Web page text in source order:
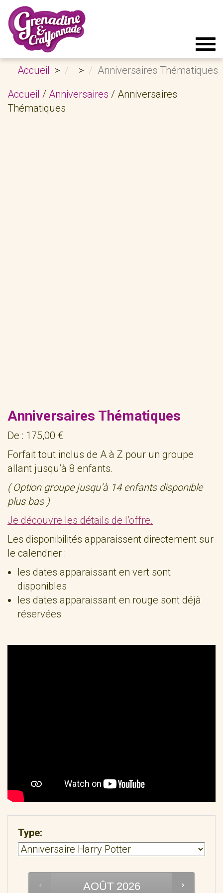
Accueil
Anniversaires Thématiques
Accueil / Anniversaires / Anniversaires
Thématiques
Anniversaires Thématiques
De : 175,00 €
Forfait tout inclus de A à Z pour un groupe
allant jusqu’à 8 enfants.
( Option groupe jusqu’à 14 enfants disponible
plus bas )
Je découvre les détails de l’offre.
Les disponibilités apparaissent directement sur
le calendrier :
les dates apparaissant en vert sont
disponibles
les dates apparaissant en rouge sont déjà
réservées
Type:
AOÛT 2026